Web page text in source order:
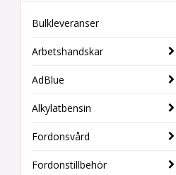
Bulkleveranser
Arbetshandskar
AdBlue
Alkylatbensin
Fordonsvård
Fordonstillbehör